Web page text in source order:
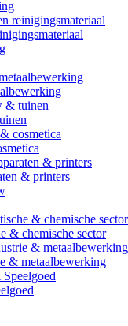
& printers
& chemische sector
& metaalbewerking